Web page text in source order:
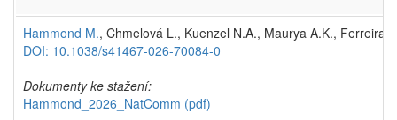
Hammond M., Chmelová L., Kuenzel N.A., Maurya A.K., Ferreira
DOI: 10.1038/s41467-026-70084-0
Dokumenty ke stažení:
Hammond_2026_NatComm (pdf)